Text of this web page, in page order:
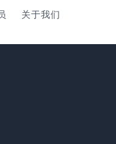
关于我们